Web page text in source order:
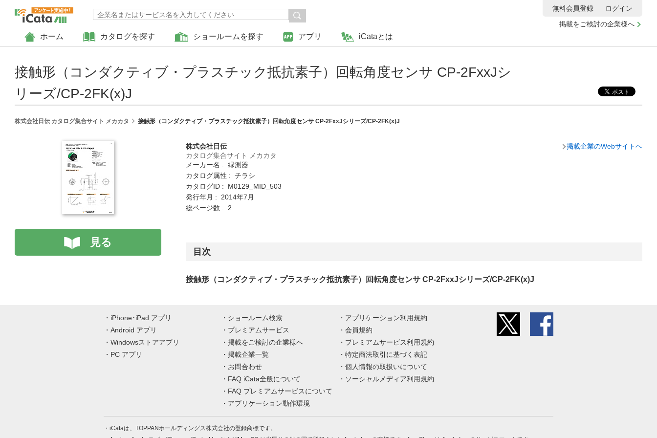
ホーム カタログを探す ショールームを探す アプリ iCataとは
掲載をご検討の企業様へ
無料会員登録 ログイン
接触形（コンダクティブ・プラスチック抵抗素子）回転角度センサ CP-2FxxJシ
リーズ/CP-2FK(x)J
株式会社日伝 カタログ集合サイト メカカタ 接触形（コンダクティブ・プラスチック抵抗素子）回転角度センサ CP-2FxxJシリーズ/CP-2FK(x)J
見る
株式会社日伝
カタログ集合サイト メカカタ
メーカー名 : 緑測器
カタログ属性 : チラシ
カタログID : M0129_MID_503
発行年月 : 2014年7月
総ページ数 : 2
掲載企業のWebサイトへ
目次
接触形（コンダクティブ・プラスチック抵抗素子）回転角度センサ CP-2FxxJシリーズ/CP-2FK(x)J
iPhone･iPad アプリ
Android アプリ
Windowsストアアプリ
PC アプリ
ショールーム検索
プレミアムサービス
掲載をご検討の企業様へ
掲載企業一覧
お問合わせ
FAQ iCata全般について
FAQ プレミアムサービスについて
アプリケーション動作環境
アプリケーション利用規約
会員規約
プレミアムサービス利用規約
特定商法取引に基づく表記
個人情報の取扱いについて
ソーシャルメディア利用規約
iCataは、TOPPANホールディングス株式会社の登録商標です。